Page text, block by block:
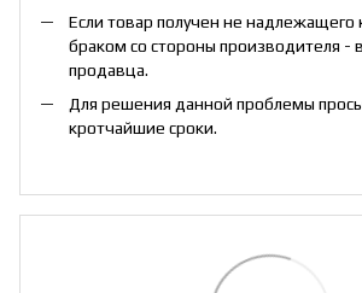
Если товар получен не надлежащего
браком со стороны производителя -
продавца.
Для решения данной проблемы
кротчайшие сроки.